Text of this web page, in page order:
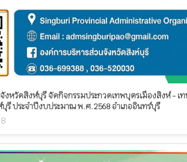
งหวัดสิงห์บุรี จัดกิจกรรมประกวดเทพบุตรเมืองสิงห์ - เ
ประจำปีงบประมาณ พ.ศ.2568 อำเภออินทร์บุรี